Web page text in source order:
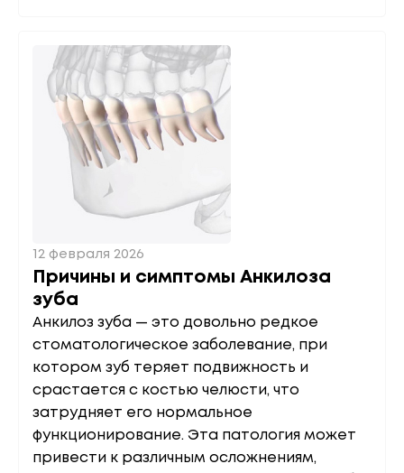
12 февраля 2026
Причины и симптомы Анкилоза
зуба
Анкилоз зуба — это довольно редкое
стоматологическое заболевание, при
котором зуб теряет подвижность и
срастается с костью челюсти, что
затрудняет его нормальное
функционирование. Эта патология может
привести к различным осложнениям,